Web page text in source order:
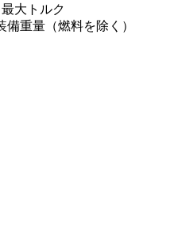
最大トルク
備重量（燃料を除く）